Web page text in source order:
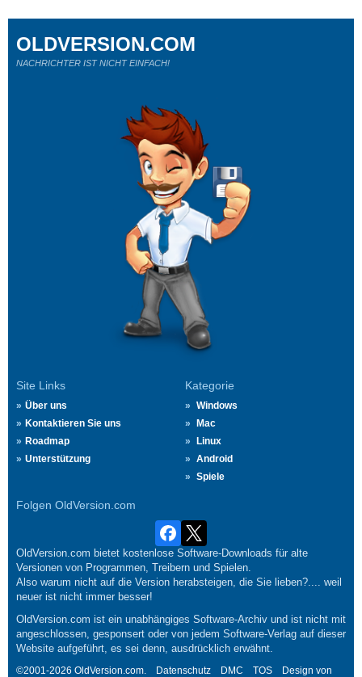
Site Links
Über uns
Kontaktieren Sie uns
Roadmap
Unterstützung
Kategorie
Windows
Mac
Linux
Android
Spiele
Folgen OldVersion.com
OLDVERSION.COM
NACHRICHTER IST NICHT EINFACH!
OldVersion.com bietet kostenlose Software-Downloads für alte
Versionen von Programmen, Treibern und Spielen.
Also warum nicht auf die Version herabsteigen, die Sie lieben?.... weil
neuer ist nicht immer besser!
OldVersion.com ist ein unabhängiges Software-Archiv und ist nicht mit
angeschlossen, gesponsert oder von jedem Software-Verlag auf dieser
Website aufgeführt, es sei denn, ausdrücklich erwähnt.
©2001-2026 OldVersion.com. Datenschutz DMC TOS Design von